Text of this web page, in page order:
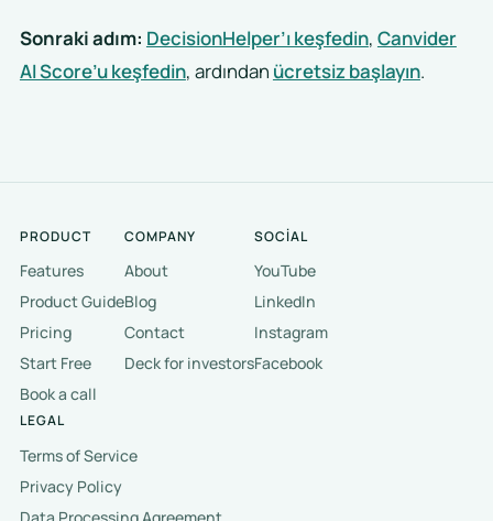
Sonraki adım: DecisionHelper’ı keşfedin, Canvider
AI Score’u keşfedin, ardından ücretsiz başlayın.
PRODUCT
Features
Product Guide
Pricing
Start Free
Book a call
COMPANY
About
Blog
Contact
Deck for investors
SOCIAL
YouTube
LinkedIn
Instagram
Facebook
LEGAL
Terms of Service
Privacy Policy